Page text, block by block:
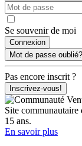
Se souvenir de moi
Mot de passe oublié?
Pas encore inscrit ?
Inscrivez-vous!
Site communautaire
15 ans.
En savoir plus